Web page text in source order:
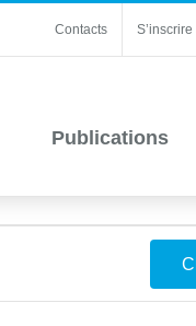
Contacts
Publications